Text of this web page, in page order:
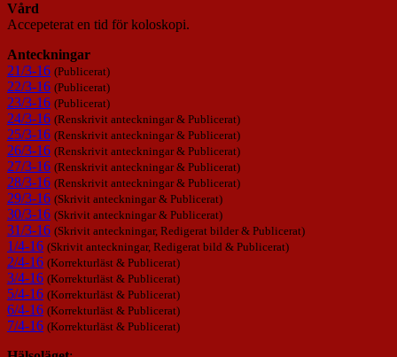
Vård
Accepeterat en tid för koloskopi.
Anteckningar
21/3-16 (Publicerat)
22/3-16 (Publicerat)
23/3-16 (Publicerat)
24/3-16 (Renskrivit anteckningar & Publicerat)
25/3-16 (Renskrivit anteckningar & Publicerat)
26/3-16 (Renskrivit anteckningar & Publicerat)
27/3-16 (Renskrivit anteckningar & Publicerat)
28/3-16 (Renskrivit anteckningar & Publicerat)
29/3-16 (Skrivit anteckningar & Publicerat)
30/3-16 (Skrivit anteckningar & Publicerat)
31/3-16 (Skrivit anteckningar, Redigerat bilder & Publicerat)
1/4-16 (Skrivit anteckningar, Redigerat bild & Publicerat)
2/4-16 (Korrekturläst & Publicerat)
3/4-16 (Korrekturläst & Publicerat)
5/4-16 (Korrekturläst & Publicerat)
6/4-16 (Korrekturläst & Publicerat)
7/4-16 (Korrekturläst & Publicerat)